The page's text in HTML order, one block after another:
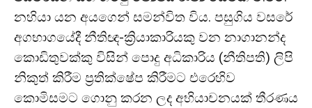
නහියා යන අයගෙන් සමන්විත විය. පසුගිය වසරේ
අගභාගයේදී නීතිඥ-ක්‍රියාකාරියකු වන නාගානන්ද
කොඩිතුවක්කු විසින් පොදු අධිකාරිය (නීතිපති) ලිපි
නිකුත් කිරීම ප්‍රතික්ෂේප කිරීමට එරෙහිව
කොමිසමට ගොනු කරන ලද අභියාචනයක් තීරණය